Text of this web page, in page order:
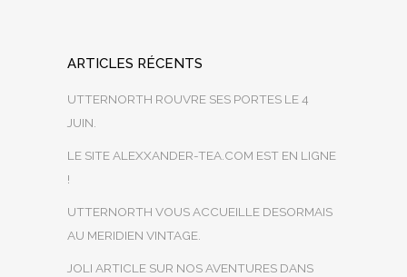
ARTICLES RÉCENTS
UTTERNORTH ROUVRE SES PORTES LE 4
JUIN.
LE SITE ALEXXANDER-TEA.COM EST EN LIGNE
!
UTTERNORTH VOUS ACCUEILLE DESORMAIS
AU MERIDIEN VINTAGE.
JOLI ARTICLE SUR NOS AVENTURES DANS